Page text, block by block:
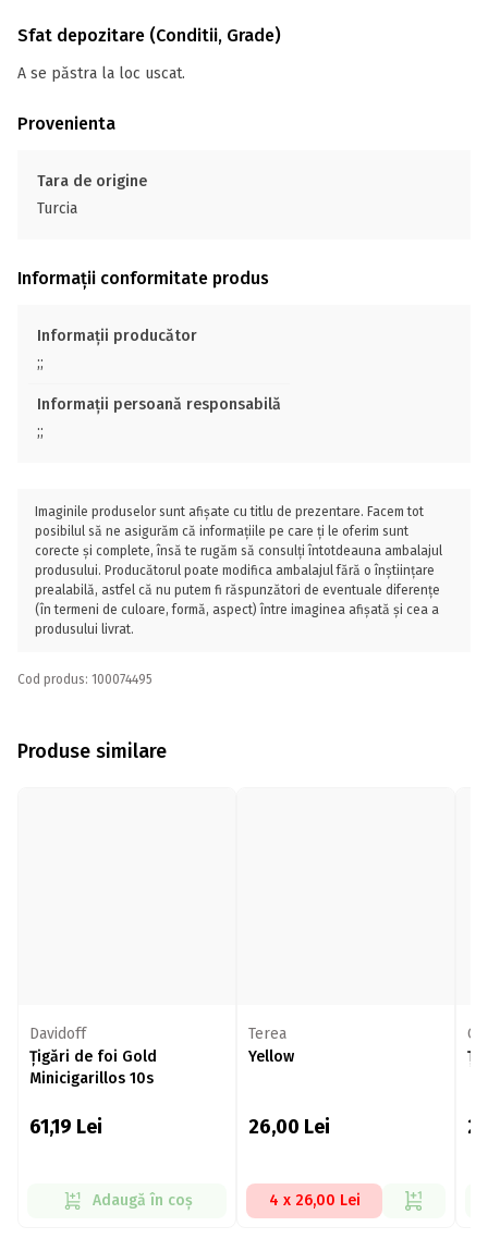
Sfat depozitare (Conditii, Grade)
A se păstra la loc uscat.
Provenienta
Tara de origine
Turcia
Informații conformitate produs
Informații producător
;;
Informații persoană responsabilă
;;
Imaginile produselor sunt afișate cu titlu de prezentare. Facem tot
posibilul să ne asigurăm că informațiile pe care ți le oferim sunt
corecte și complete, însă te rugăm să consulți întotdeauna ambalajul
produsului. Producătorul poate modifica ambalajul fără o înștiințare
prealabilă, astfel că nu putem fi răspunzători de eventuale diferențe
(în termeni de culoare, formă, aspect) între imaginea afișată și cea a
produsului livrat.
Cod produs: 100074495
Produse similare
Davidoff
Țigări de foi Gold
Minicigarillos 10s
61,19 Lei
Adaugă în coș
Terea
Yellow
26,00 Lei
4 x 26,00 Lei